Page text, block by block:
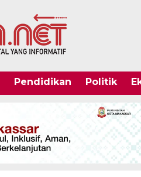
Pendidikan Politik